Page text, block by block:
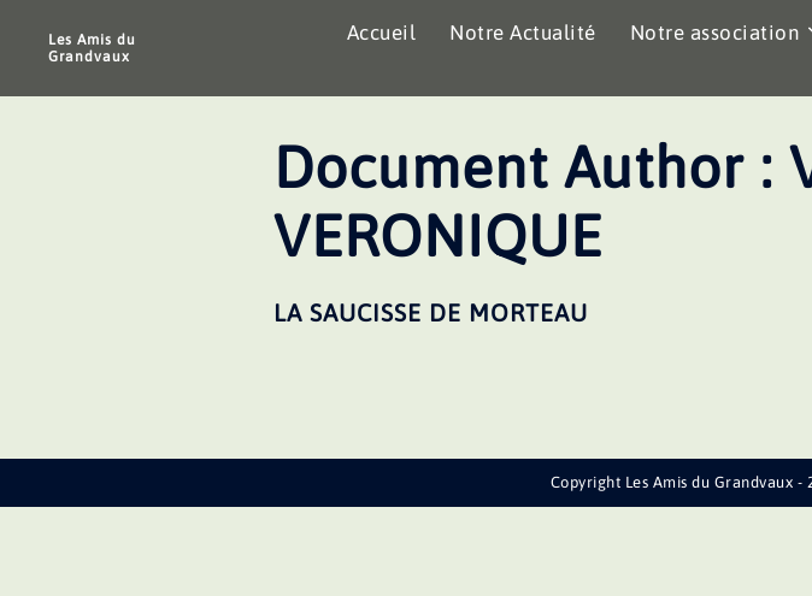
Les Amis du
Grandvaux
Accueil Notre Actualité Notre association
Document Author :
VERONIQUE
LA SAUCISSE DE MORTEAU
Copyright Les Amis du Grandvaux -